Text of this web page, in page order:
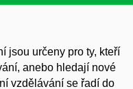
jsou určeny pro ty, kteří
anebo hledají nové
vzdělávání se řadí do